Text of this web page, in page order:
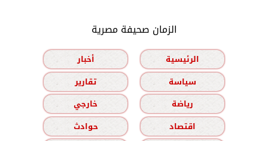
الزمان صحيفة مصرية
الرئيسية
أخبار
سياسة
تقارير
رياضة
خارجي
اقتصاد
حوادث